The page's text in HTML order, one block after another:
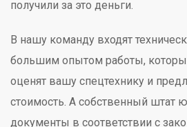
получили за это деньги.
В нашу команду входят
большим опытом работы,
оценят вашу спецтехнику и
стоимость. А собственный штат
документы в соответствии с